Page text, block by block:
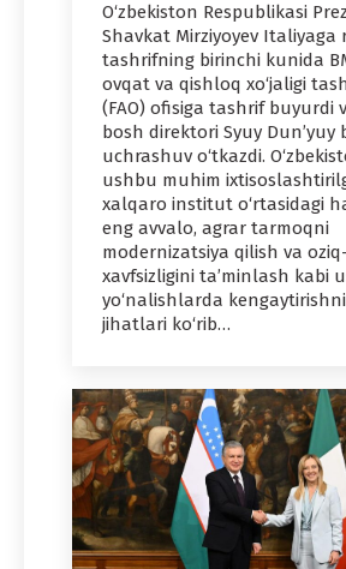
O‘zbekiston Respublikasi
Shavkat Mirziyoyev Italiyaga
tashrifning birinchi kunida
ovqat va qishloq xo‘jaligi
(FAO) ofisiga tashrif buyurdi
bosh direktori Syuy Dun’yuy
uchrashuv o‘tkazdi.
ushbu muhim
xalqaro institut o‘rtasidagi
eng avvalo, agrar tarmoqni
modernizatsiya qilish va
xavfsizligini ta’minlash kabi
yo‘nalishlarda
jihatlari ko‘rib…